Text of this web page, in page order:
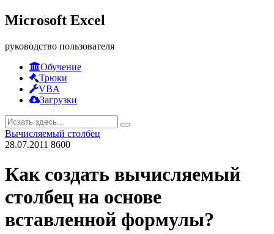
Microsoft Excel
руководство пользователя
Обучение
Трюки
VBA
Загрузки
Вычисляемый столбец
28.07.2011 8600
Как создать вычисляемый
столбец на основе
вставленной формулы?